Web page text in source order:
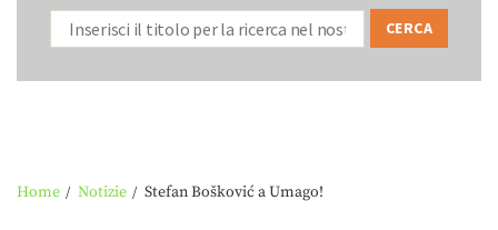
Home Notizie Stefan Bošković a Umago!